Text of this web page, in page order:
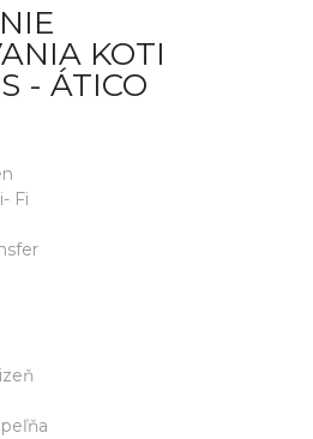
KOTI
- ÁTICO
Fi